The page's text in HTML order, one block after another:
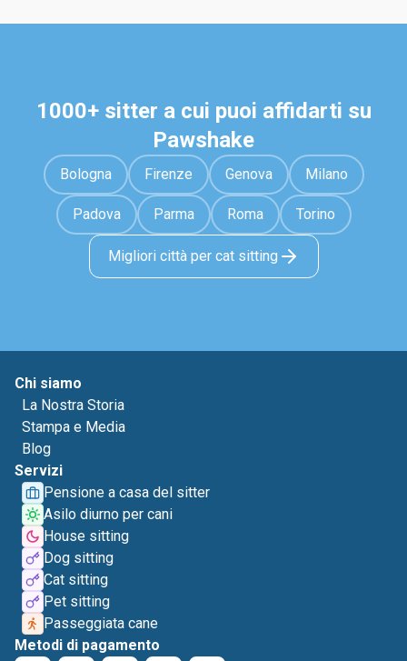
1000+ sitter a cui puoi affidarti su
Pawshake
Bologna Firenze Genova Milano
Padova Parma Roma Torino
Migliori città per cat sitting
Chi siamo
La Nostra Storia
Stampa e Media
Blog
Servizi
Pensione a casa del sitter
Asilo diurno per cani
House sitting
Dog sitting
Cat sitting
Pet sitting
Passeggiata cane
Metodi di pagamento